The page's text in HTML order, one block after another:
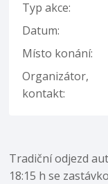
Typ akce:
Datum:
Místo konání:
Organizátor,
kontakt:
Tradiční odjezd
18:15 h se